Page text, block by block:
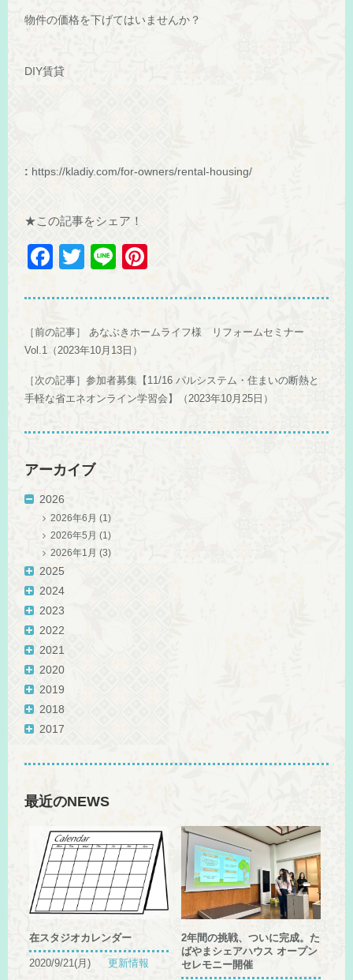
物件の価格を下げてはいませんか？
DIY賃貸
: https://kladiy.com/for-owners/rental-housing/
★この記事をシェア！
F
c
e
b
o
o
k
T
tt
er
Li
e
er
e
［前の記事］
あなぶきホームライフ様 リフォームセミナー
Vol.1（2023年10月13日）
［次の記事］参加者募集【11/16 パルシステム・住まいの断熱と
手軽な省エネオンライン学習会】（2023年10月25日）
アーカイブ
2026
2026年6月 (1)
2026年5月 (1)
2026年1月 (3)
2025
2024
2023
2022
2021
2020
2019
2018
2017
最近のNEWS
在スタジオカレンダー
2020/9/21(月) 更新情報
2年間の挑戦、ついに完成。た
ばやまシェアハウス オープン
セレモニー開催